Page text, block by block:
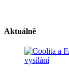
Aktuálně